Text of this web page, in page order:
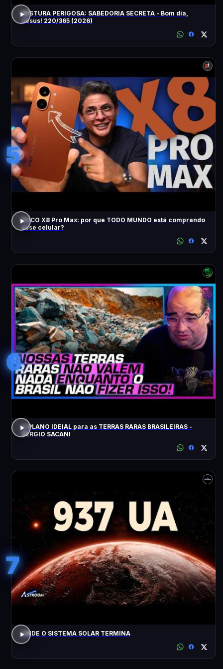
MISTURA PERIGOSA: SABEDORIA SECRETA - Bom dia,
Jesus! 220/365 (2026)
5
POCO X8 Pro Max: por que TODO MUNDO está comprando
esse celular?
6
O PLANO IDEIAL para as TERRAS RARAS BRASILEIRAS -
SÉRGIO SACANI
7
ONDE O SISTEMA SOLAR TERMINA